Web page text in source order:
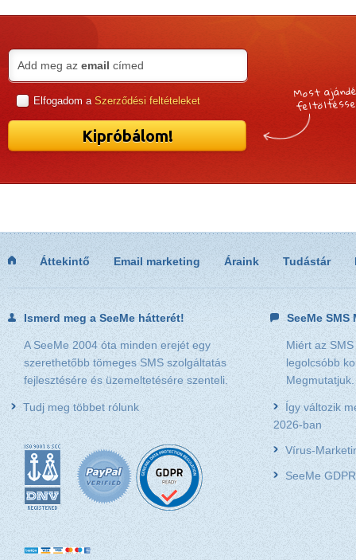
Add meg az email címed
Elfogadom a Szerződési feltételeket
Kipróbálom!
Most
Áttekintő Email marketing Áraink Tudástár
Ismerd meg a SeeMe hátterét!
A SeeMe 2004 óta minden erejét egy
szerethetőbb tömeges SMS szolgáltatás
fejlesztésére és üzemeltetésére szenteli.
Tudj meg többet rólunk
SeeMe
Miért az
legolcsóbb
Megmutatjuk.
Így változik
2026-ban
Vírus-
SeeMe